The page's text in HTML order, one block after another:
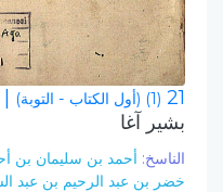
21 (1) (أول الكتاب - التوبة)
بشير آغا
الناسخ: أحمد بن سليمان بن
خضر بن عبد الرحيم بن عبد